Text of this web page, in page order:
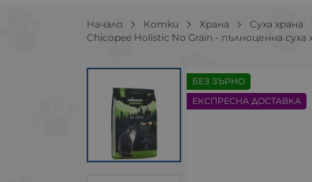
Начало Котки Храна Суха храна
Chicopee Holistic No Grain - пълноценна
БЕЗ ЗЪРНО
ЕКСПРЕСНА ДОСТАВКА